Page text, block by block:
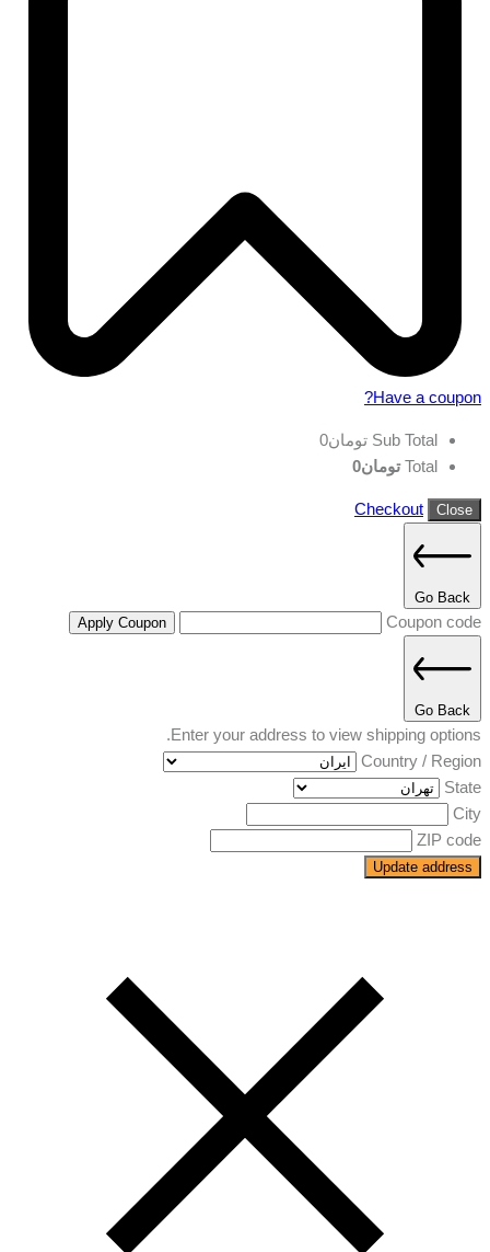
Have a coupon?
Sub Total تومان0
Total تومان0
Close
Checkout
Go Back
Coupon code
Apply Coupon
Go Back
Enter your address to view shipping options.
Country / Region
State
City
ZIP code
Update address